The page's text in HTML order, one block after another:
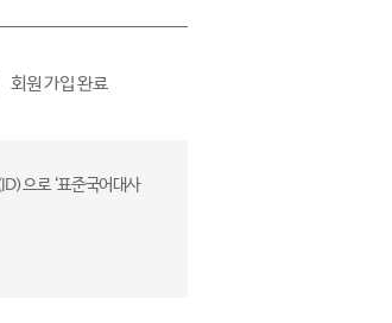
회원 가입 완료
으로 ‘표준국어대사